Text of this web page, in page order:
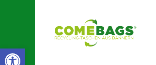
Werkzeugleiste öffnen